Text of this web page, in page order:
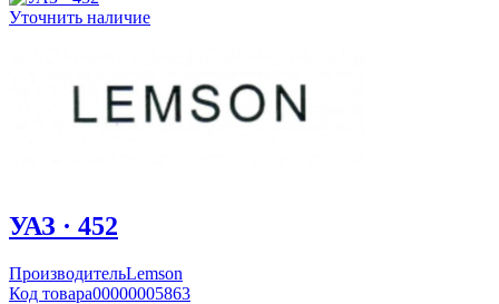
Уточнить наличие
УАЗ · 452
ПроизводительLemson
Код товара00000005863